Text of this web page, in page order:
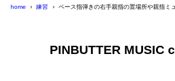
home 練習 ベース指弾きの右手親指の置場所や親指ミ
PINBUTTER MUSIC